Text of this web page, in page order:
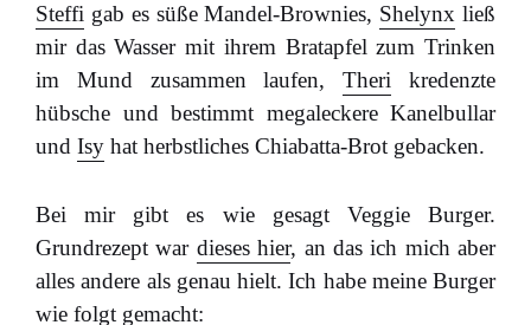
Steffi gab es süße Mandel-Brownies, Shelynx ließ
mir das Wasser mit ihrem Bratapfel zum Trinken
im Mund zusammen laufen,Theri kredenzte
hübsche und bestimmt megaleckere Kanelbullar
und Isy hat herbstliches Chiabatta-Brot gebacken.
Bei mir gibt es wie gesagt Veggie Burger.
Grundrezept war dieses hier, an das ich mich aber
alles andere als genau hielt. Ich habe meine Burger
wie folgt gemacht: